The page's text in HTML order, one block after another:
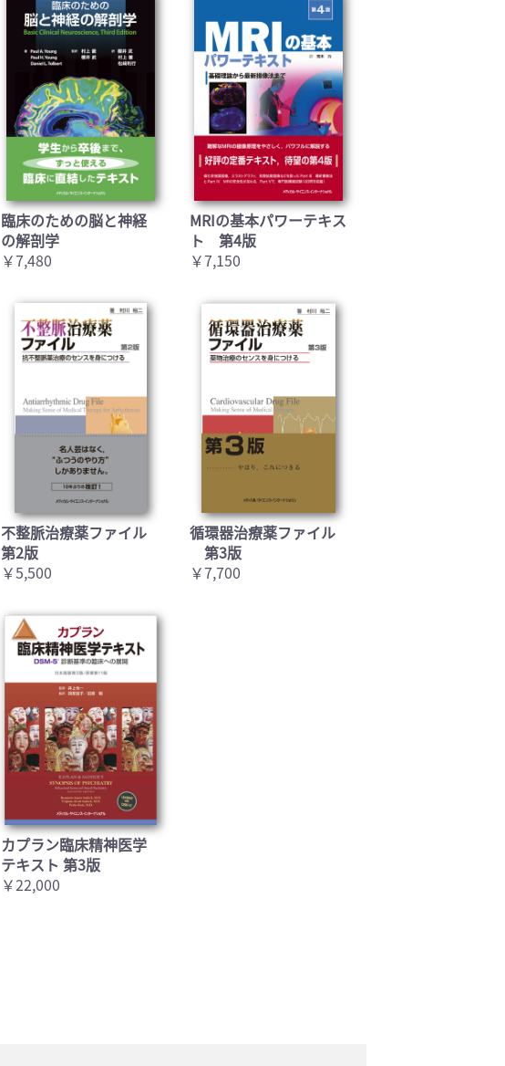
臨床のための脳と神経
の解剖学
￥7,480
MRIの基本パワーテキス
ト 第4版
￥7,150
不整脈治療薬ファイル
第2版
￥5,500
循環器治療薬ファイル
第3版
￥7,700
カプラン臨床精神医学
テキスト 第3版
￥22,000